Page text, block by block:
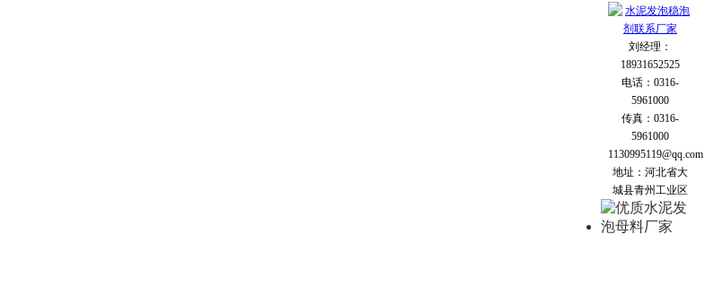
刘经理：
18931652525
电话：0316-
5961000
传真：0316-
5961000
1130995119@qq.com
地址：河北省大
城县青州工业区